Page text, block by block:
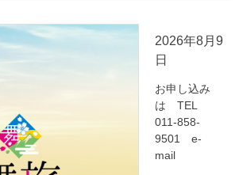
2026年8月9
日
お申し込み
は TEL
011-858-
9501 e-
mail